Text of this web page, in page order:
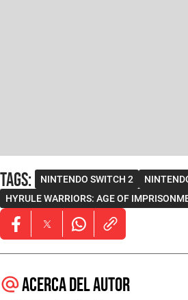
Tags: NINTENDO SWITCH 2
HYRULE WARRIORS: AGE OF
Opens in new window
Opens in new window
Opens in new window
Acerca del autor